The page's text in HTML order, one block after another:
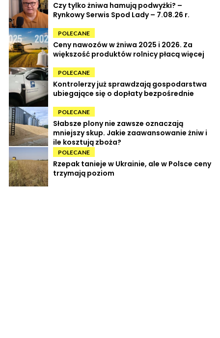
Czy tylko żniwa hamują podwyżki? –
Rynkowy Serwis Spod Lady – 7.08.26 r.
POLECANE
Ceny nawozów w żniwa 2025 i 2026. Za
większość produktów rolnicy płacą więcej
POLECANE
Kontrolerzy już sprawdzają gospodarstwa
ubiegające się o dopłaty bezpośrednie
POLECANE
Słabsze plony nie zawsze oznaczają
mniejszy skup. Jakie zaawansowanie żniw i
ile kosztują zboża?
POLECANE
Rzepak tanieje w Ukrainie, ale w Polsce ceny
trzymają poziom